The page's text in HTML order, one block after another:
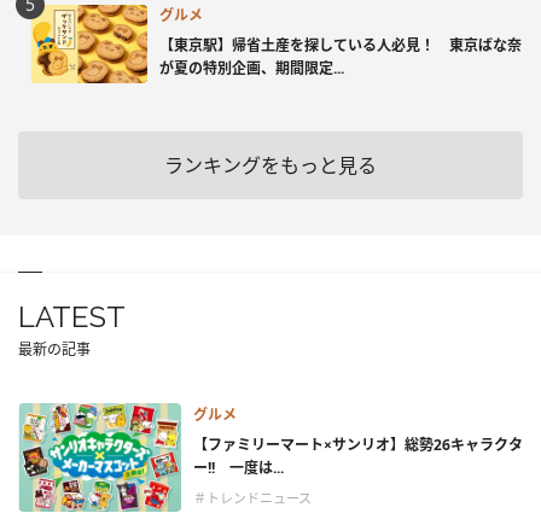
グルメ
【東京駅】帰省土産を探している人必見！ 東京ばな奈
が夏の特別企画、期間限定...
ランキングをもっと見る
LATEST
最新の記事
グルメ
【ファミリーマート×サンリオ】総勢26キャラクタ
ー!! 一度は...
＃トレンドニュース